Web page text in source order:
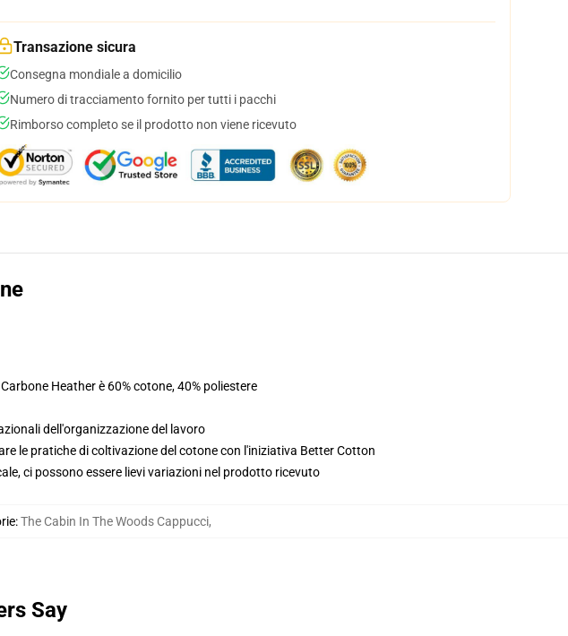
Transazione sicura
Consegna mondiale a domicilio
Numero di tracciamento fornito per tutti i pacchi
Rimborso completo se il prodotto non viene ricevuto
Heather è 60% cotone, 40% poliestere
dell'organizzazione del lavoro
le pratiche di coltivazione del cotone con l'iniziativa Better Cotton
ci possono essere lievi variazioni nel prodotto ricevuto
:The Cabin In The Woods Cappucci,
Say